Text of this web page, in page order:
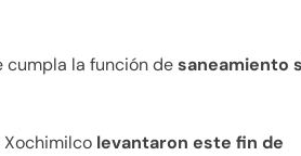
cumpla la función desaneamiento
levantaron este fin de